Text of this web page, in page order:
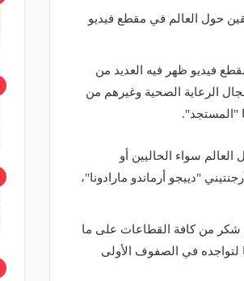
حول العالم في مقطع فيديو
فيديو ظهر فيه العديد من
الرعاية الصحية وغيرهم من
"المستجد".
سواء الحاليين أو
"دييجو أرماندو مارادونا"،
شكر من كافة القطاعات على ما
لتواجده في الصفوف الأولى